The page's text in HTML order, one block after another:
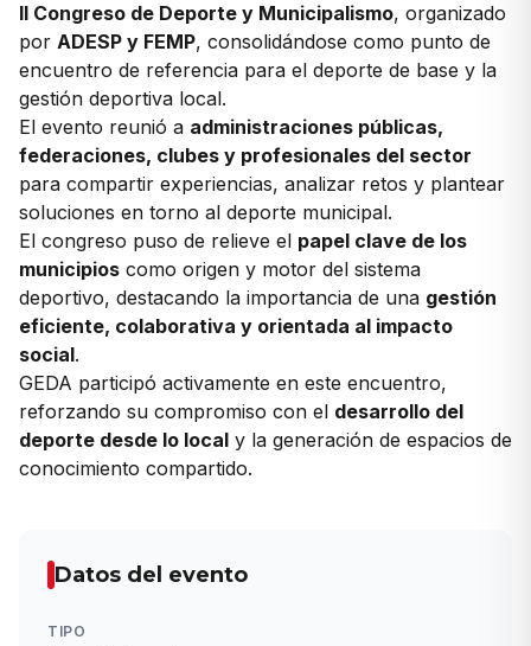
II Congreso de Deporte y Municipalismo, organizado
por ADESP y FEMP, consolidándose como punto de
encuentro de referencia para el deporte de base y la
gestión deportiva local.
El evento reunió a administraciones públicas,
federaciones, clubes y profesionales del sector
para compartir experiencias, analizar retos y plantear
soluciones en torno al deporte municipal.
El congreso puso de relieve el papel clave de los
municipios como origen y motor del sistema
deportivo, destacando la importancia de una gestión
eficiente, colaborativa y orientada al impacto
social.
GEDA participó activamente en este encuentro,
reforzando su compromiso con el desarrollo del
deporte desde lo local y la generación de espacios de
conocimiento compartido.
Datos del evento
TIPO